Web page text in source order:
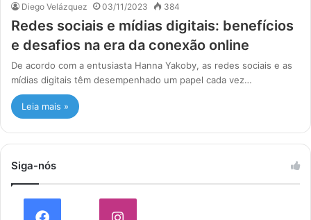
Diego Velázquez 03/11/2023 384
Redes sociais e mídias digitais: benefícios
e desafios na era da conexão online
De acordo com a entusiasta Hanna Yakoby, as redes sociais e as
mídias digitais têm desempenhado um papel cada vez…
Leia mais »
Siga-nós